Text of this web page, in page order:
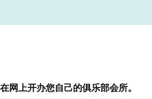
在网上开办您自己的俱乐部会所。